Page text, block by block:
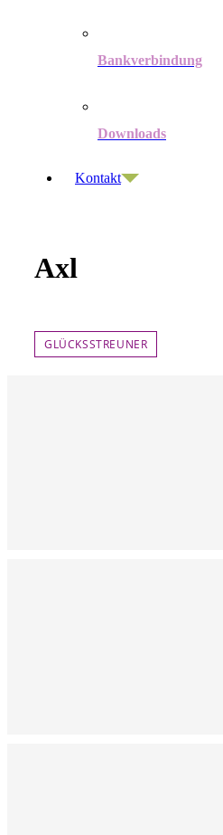
Bankverbindung
Downloads
Kontakt
Axl
GLÜCKSSTREUNER